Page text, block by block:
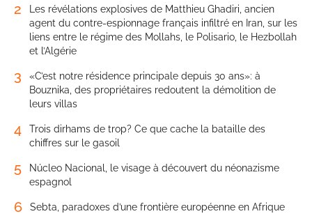
2
Les révélations explosives de Matthieu Ghadiri, ancien
agent du contre-espionnage français infiltré en Iran, sur les
liens entre le régime des Mollahs, le Polisario, le Hezbollah
et l’Algérie
3
«C’est notre résidence principale depuis 30 ans»: à
Bouznika, des propriétaires redoutent la démolition de
leurs villas
4
Trois dirhams de trop? Ce que cache la bataille des
chiffres sur le gasoil
5
Núcleo Nacional, le visage à découvert du néonazisme
espagnol
6 Sebta, paradoxes d’une frontière européenne en Afrique